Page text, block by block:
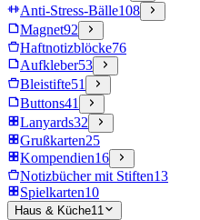
Anti-Stress-Bälle108
Magnet92
Haftnotizblöcke76
Aufkleber53
Bleistifte51
Buttons41
Lanyards32
Grußkarten25
Kompendien16
Notizbücher mit Stiften13
Spielkarten10
Haus & Küche11